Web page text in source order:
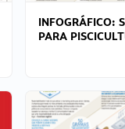
INFOGRÁFICO:
PARA